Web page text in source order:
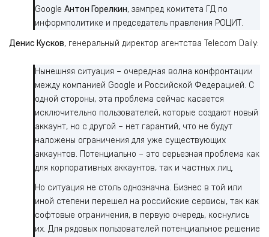
Google Антон Горелкин, зампред комитета ГД по
информполитике и председатель правления РОЦИТ.
Денис Кусков, генеральный директор агентства Telecom Daily:
Нынешняя ситуация – очередная волна конфронтации
между компанией Google и Российской Федерацией. С
одной стороны, эта проблема сейчас касается
исключительно пользователей, которые создают новый
аккаунт, но с другой – нет гарантий, что не будут
наложены ограничения для уже существующих
аккаунтов. Потенциально – это серьезная проблема как
для корпоративных аккаунтов, так и частных лиц.
Но ситуация не столь однозначна. Бизнес в той или
иной степени перешел на российские сервисы, так как
софтовые ограничения, в первую очередь, коснулись
их. Для рядовых пользователей потенциальное решение